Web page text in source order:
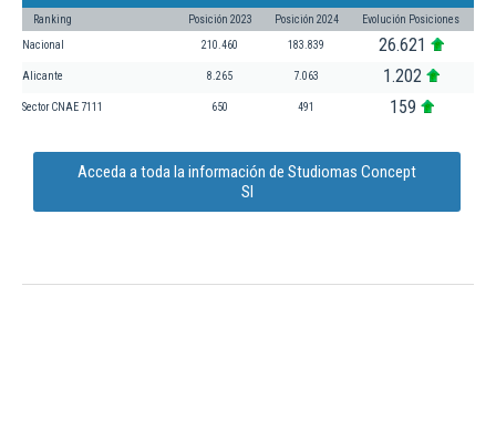
Ranking Posición 2023 Posición 2024 Evolución Posiciones
Nacional 210.460 183.839 26.621
Alicante 8.265 7.063 1.202
Sector CNAE 7111 650 491 159
Acceda a toda la información de Studiomas Concept
Sl